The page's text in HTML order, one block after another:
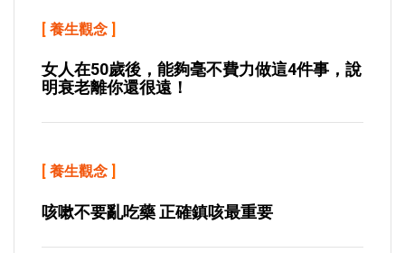
[ 養生觀念 ]
女人在50歲後，能夠毫不費力做這4件事，說
明衰老離你還很遠！
[ 養生觀念 ]
咳嗽不要亂吃藥 正確鎮咳最重要